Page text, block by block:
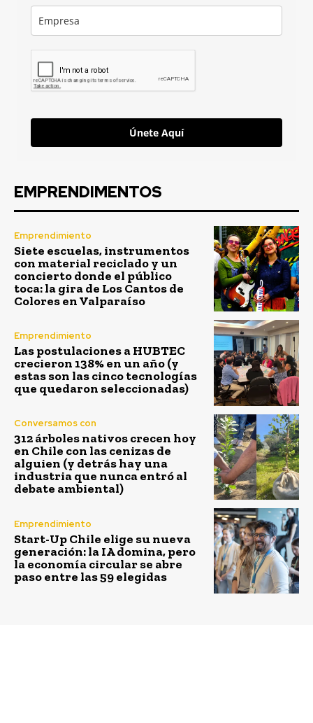
Únete Aquí
EMPRENDIMENTOS
Emprendimiento
Siete escuelas, instrumentos
con material reciclado y un
concierto donde el público
toca: la gira de Los Cantos de
Colores en Valparaíso
Emprendimiento
Las postulaciones a HUBTEC
crecieron 138% en un año (y
estas son las cinco tecnologías
que quedaron seleccionadas)
Conversamos con
312 árboles nativos crecen hoy
en Chile con las cenizas de
alguien (y detrás hay una
industria que nunca entró al
debate ambiental)
Emprendimiento
Start-Up Chile elige su nueva
generación: la IA domina, pero
la economía circular se abre
paso entre las 59 elegidas